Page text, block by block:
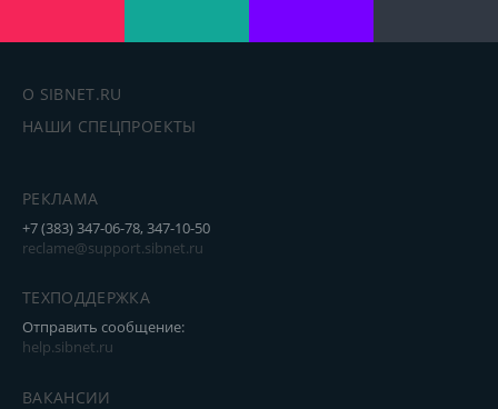
О SIBNET.RU
НАШИ СПЕЦПРОЕКТЫ
РЕКЛАМА
+7 (383) 347-06-78, 347-10-50
reclame@support.sibnet.ru
ТЕХПОДДЕРЖКА
Отправить сообщение:
help.sibnet.ru
ВАКАНСИИ